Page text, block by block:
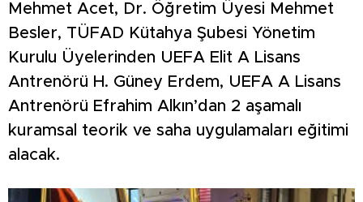
Mehmet Acet, Dr. Öğretim Üyesi Mehmet
Besler, TÜFAD Kütahya Şubesi Yönetim
Kurulu Üyelerinden UEFA Elit A Lisans
Antrenörü H. Güney Erdem, UEFA A Lisans
Antrenörü Efrahim Alkın’dan 2 aşamalı
kuramsal teorik ve saha uygulamaları eğitimi
alacak.